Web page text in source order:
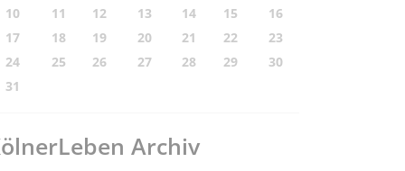
10 11 12 13 14 15
16
17
18 19 20 21 22
23
24
25 26 27 28 29
30
31
Archiv